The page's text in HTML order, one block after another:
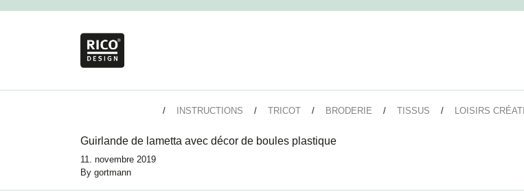
INSTRUCTIONS TRICOT BRODERIE TISSUS LOISIRS
Guirlande de lametta avec décor de boules plastique
11. novembre 2019
By gortmann